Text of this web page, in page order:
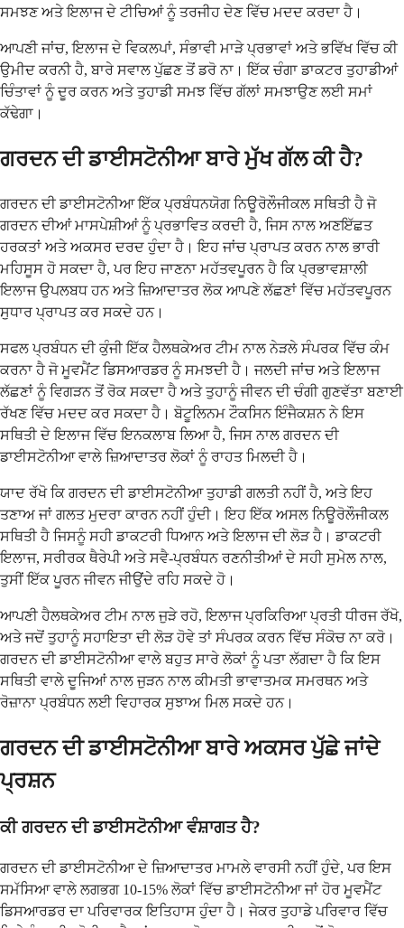
ਸਮਝਣ ਅਤੇ ਇਲਾਜ ਦੇ ਟੀਚਿਆਂ ਨੂੰ ਤਰਜੀਹ ਦੇਣ ਵਿੱਚ ਮਦਦ ਕਰਦਾ ਹੈ।
ਆਪਣੀ ਜਾਂਚ, ਇਲਾਜ ਦੇ ਵਿਕਲਪਾਂ, ਸੰਭਾਵੀ ਮਾੜੇ ਪ੍ਰਭਾਵਾਂ ਅਤੇ ਭਵਿੱਖ ਵਿੱਚ ਕੀ
ਉਮੀਦ ਕਰਨੀ ਹੈ, ਬਾਰੇ ਸਵਾਲ ਪੁੱਛਣ ਤੋਂ ਡਰੋ ਨਾ। ਇੱਕ ਚੰਗਾ ਡਾਕਟਰ ਤੁਹਾਡੀਆਂ
ਚਿੰਤਾਵਾਂ ਨੂੰ ਦੂਰ ਕਰਨ ਅਤੇ ਤੁਹਾਡੀ ਸਮਝ ਵਿੱਚ ਗੱਲਾਂ ਸਮਝਾਉਣ ਲਈ ਸਮਾਂ
ਕੱਢੇਗਾ।
ਗਰਦਨ ਦੀ ਡਾਈਸਟੋਨੀਆ ਬਾਰੇ ਮੁੱਖ ਗੱਲ ਕੀ ਹੈ?
ਗਰਦਨ ਦੀ ਡਾਈਸਟੋਨੀਆ ਇੱਕ ਪ੍ਰਬੰਧਨਯੋਗ ਨਿਊਰੋਲੌਜੀਕਲ ਸਥਿਤੀ ਹੈ ਜੋ
ਗਰਦਨ ਦੀਆਂ ਮਾਸਪੇਸ਼ੀਆਂ ਨੂੰ ਪ੍ਰਭਾਵਿਤ ਕਰਦੀ ਹੈ, ਜਿਸ ਨਾਲ ਅਣਇੱਛਤ
ਹਰਕਤਾਂ ਅਤੇ ਅਕਸਰ ਦਰਦ ਹੁੰਦਾ ਹੈ। ਇਹ ਜਾਂਚ ਪ੍ਰਾਪਤ ਕਰਨ ਨਾਲ ਭਾਰੀ
ਮਹਿਸੂਸ ਹੋ ਸਕਦਾ ਹੈ, ਪਰ ਇਹ ਜਾਣਨਾ ਮਹੱਤਵਪੂਰਨ ਹੈ ਕਿ ਪ੍ਰਭਾਵਸ਼ਾਲੀ
ਇਲਾਜ ਉਪਲਬਧ ਹਨ ਅਤੇ ਜ਼ਿਆਦਾਤਰ ਲੋਕ ਆਪਣੇ ਲੱਛਣਾਂ ਵਿੱਚ ਮਹੱਤਵਪੂਰਨ
ਸੁਧਾਰ ਪ੍ਰਾਪਤ ਕਰ ਸਕਦੇ ਹਨ।
ਸਫਲ ਪ੍ਰਬੰਧਨ ਦੀ ਕੁੰਜੀ ਇੱਕ ਹੈਲਥਕੇਅਰ ਟੀਮ ਨਾਲ ਨੇੜਲੇ ਸੰਪਰਕ ਵਿੱਚ ਕੰਮ
ਕਰਨਾ ਹੈ ਜੋ ਮੂਵਮੈਂਟ ਡਿਸਆਰਡਰ ਨੂੰ ਸਮਝਦੀ ਹੈ। ਜਲਦੀ ਜਾਂਚ ਅਤੇ ਇਲਾਜ
ਲੱਛਣਾਂ ਨੂੰ ਵਿਗੜਨ ਤੋਂ ਰੋਕ ਸਕਦਾ ਹੈ ਅਤੇ ਤੁਹਾਨੂੰ ਜੀਵਨ ਦੀ ਚੰਗੀ ਗੁਣਵੱਤਾ ਬਣਾਈ
ਰੱਖਣ ਵਿੱਚ ਮਦਦ ਕਰ ਸਕਦਾ ਹੈ। ਬੋਟੂਲਿਨਮ ਟੌਕਸਿਨ ਇੰਜੈਕਸ਼ਨ ਨੇ ਇਸ
ਸਥਿਤੀ ਦੇ ਇਲਾਜ ਵਿੱਚ ਇਨਕਲਾਬ ਲਿਆ ਹੈ, ਜਿਸ ਨਾਲ ਗਰਦਨ ਦੀ
ਡਾਈਸਟੋਨੀਆ ਵਾਲੇ ਜ਼ਿਆਦਾਤਰ ਲੋਕਾਂ ਨੂੰ ਰਾਹਤ ਮਿਲਦੀ ਹੈ।
ਯਾਦ ਰੱਖੋ ਕਿ ਗਰਦਨ ਦੀ ਡਾਈਸਟੋਨੀਆ ਤੁਹਾਡੀ ਗਲਤੀ ਨਹੀਂ ਹੈ, ਅਤੇ ਇਹ
ਤਣਾਅ ਜਾਂ ਗਲਤ ਮੁਦਰਾ ਕਾਰਨ ਨਹੀਂ ਹੁੰਦੀ। ਇਹ ਇੱਕ ਅਸਲ ਨਿਊਰੋਲੌਜੀਕਲ
ਸਥਿਤੀ ਹੈ ਜਿਸਨੂੰ ਸਹੀ ਡਾਕਟਰੀ ਧਿਆਨ ਅਤੇ ਇਲਾਜ ਦੀ ਲੋੜ ਹੈ। ਡਾਕਟਰੀ
ਇਲਾਜ, ਸਰੀਰਕ ਥੈਰੇਪੀ ਅਤੇ ਸਵੈ-ਪ੍ਰਬੰਧਨ ਰਣਨੀਤੀਆਂ ਦੇ ਸਹੀ ਸੁਮੇਲ ਨਾਲ,
ਤੁਸੀਂ ਇੱਕ ਪੂਰਨ ਜੀਵਨ ਜੀਉਂਦੇ ਰਹਿ ਸਕਦੇ ਹੋ।
ਆਪਣੀ ਹੈਲਥਕੇਅਰ ਟੀਮ ਨਾਲ ਜੁੜੇ ਰਹੋ, ਇਲਾਜ ਪ੍ਰਕਿਰਿਆ ਪ੍ਰਤੀ ਧੀਰਜ ਰੱਖੋ,
ਅਤੇ ਜਦੋਂ ਤੁਹਾਨੂੰ ਸਹਾਇਤਾ ਦੀ ਲੋੜ ਹੋਵੇ ਤਾਂ ਸੰਪਰਕ ਕਰਨ ਵਿੱਚ ਸੰਕੋਚ ਨਾ ਕਰੋ।
ਗਰਦਨ ਦੀ ਡਾਈਸਟੋਨੀਆ ਵਾਲੇ ਬਹੁਤ ਸਾਰੇ ਲੋਕਾਂ ਨੂੰ ਪਤਾ ਲੱਗਦਾ ਹੈ ਕਿ ਇਸ
ਸਥਿਤੀ ਵਾਲੇ ਦੂਜਿਆਂ ਨਾਲ ਜੁੜਨ ਨਾਲ ਕੀਮਤੀ ਭਾਵਾਤਮਕ ਸਮਰਥਨ ਅਤੇ
ਰੋਜ਼ਾਨਾ ਪ੍ਰਬੰਧਨ ਲਈ ਵਿਹਾਰਕ ਸੁਝਾਅ ਮਿਲ ਸਕਦੇ ਹਨ।
ਗਰਦਨ ਦੀ ਡਾਈਸਟੋਨੀਆ ਬਾਰੇ ਅਕਸਰ ਪੁੱਛੇ ਜਾਂਦੇ
ਪ੍ਰਸ਼ਨ
ਕੀ ਗਰਦਨ ਦੀ ਡਾਈਸਟੋਨੀਆ ਵੰਸ਼ਾਗਤ ਹੈ?
ਗਰਦਨ ਦੀ ਡਾਈਸਟੋਨੀਆ ਦੇ ਜ਼ਿਆਦਾਤਰ ਮਾਮਲੇ ਵਾਰਸੀ ਨਹੀਂ ਹੁੰਦੇ, ਪਰ ਇਸ
ਸਮੱਸਿਆ ਵਾਲੇ ਲਗਭਗ 10-15% ਲੋਕਾਂ ਵਿੱਚ ਡਾਈਸਟੋਨੀਆ ਜਾਂ ਹੋਰ ਮੂਵਮੈਂਟ
ਡਿਸਆਰਡਰ ਦਾ ਪਰਿਵਾਰਕ ਇਤਿਹਾਸ ਹੁੰਦਾ ਹੈ। ਜੇਕਰ ਤੁਹਾਡੇ ਪਰਿਵਾਰ ਵਿੱਚ